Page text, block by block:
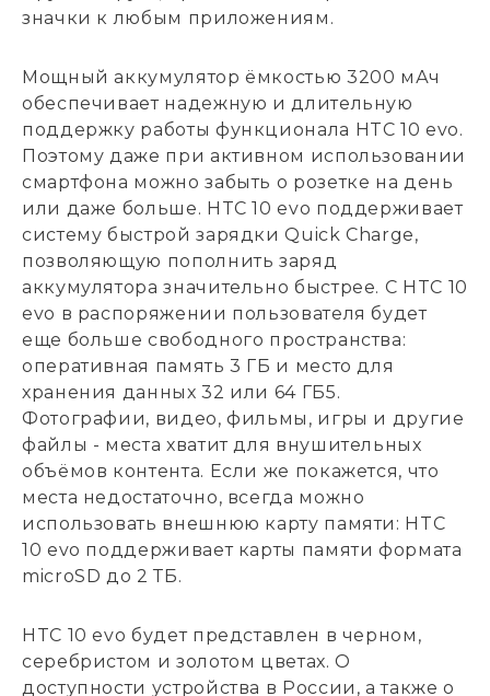
значки к любым приложениям.
Мощный аккумулятор ёмкостью 3200 мАч
обеспечивает надежную и длительную
поддержку работы функционала HTC 10 evo.
Поэтому даже при активном использовании
смартфона можно забыть о розетке на день
или даже больше. HTC 10 evo поддерживает
систему быстрой зарядки Quick Charge,
позволяющую пополнить заряд
аккумулятора значительно быстрее. С HTC 10
evo в распоряжении пользователя будет
еще больше свободного пространства:
оперативная память 3 ГБ и место для
хранения данных 32 или 64 ГБ5.
Фотографии, видео, фильмы, игры и другие
файлы - места хватит для внушительных
объёмов контента. Если же покажется, что
места недостаточно, всегда можно
использовать внешнюю карту памяти: HTC
10 evo поддерживает карты памяти формата
microSD до 2 ТБ.
HTC 10 evo будет представлен в черном,
серебристом и золотом цветах. О
доступности устройства в России, а также о